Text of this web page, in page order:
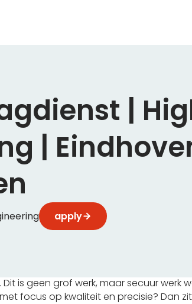
|
|
apply
is geen grof werk, maar secuur werk
focus op kwaliteit en precisie? Dan